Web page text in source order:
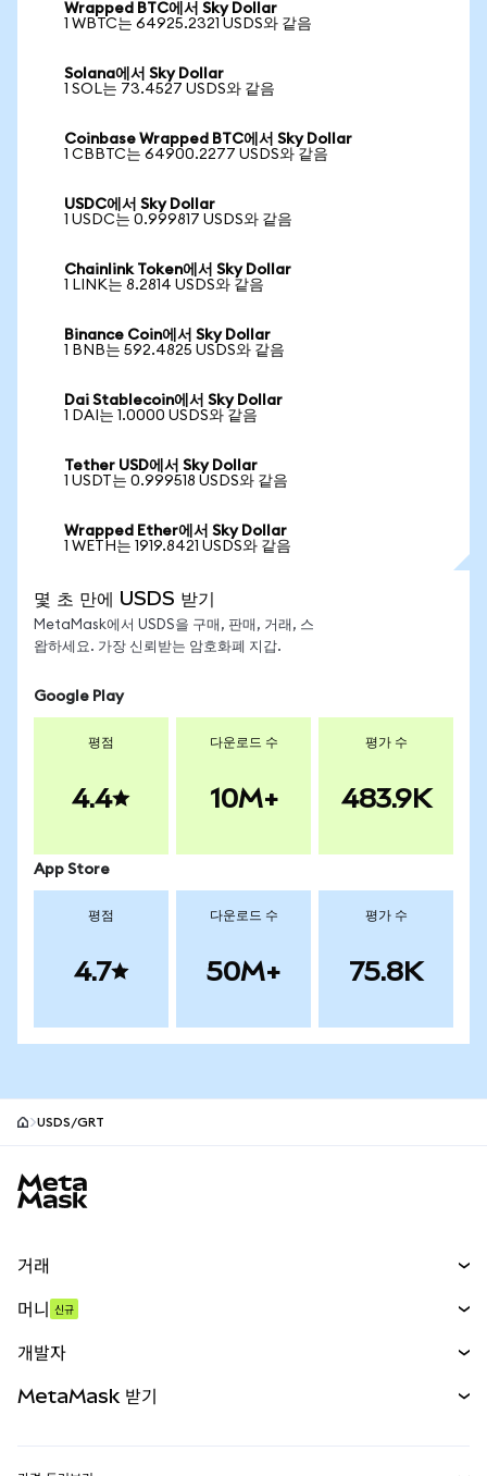
Wrapped BTC에서 Sky Dollar
1 WBTC는 64925.2321 USDS와 같음
Solana에서 Sky Dollar
1 SOL는 73.4527 USDS와 같음
Coinbase Wrapped BTC에서 Sky Dollar
1 CBBTC는 64900.2277 USDS와 같음
USDC에서 Sky Dollar
1 USDC는 0.999817 USDS와 같음
Chainlink Token에서 Sky Dollar
1 LINK는 8.2814 USDS와 같음
Binance Coin에서 Sky Dollar
1 BNB는 592.4825 USDS와 같음
Dai Stablecoin에서 Sky Dollar
1 DAI는 1.0000 USDS와 같음
Tether USD에서 Sky Dollar
1 USDT는 0.999518 USDS와 같음
Wrapped Ether에서 Sky Dollar
1 WETH는 1919.8421 USDS와 같음
몇 초 만에 USDS 받기
MetaMask에서 USDS을 구매, 판매, 거래, 스
왑하세요. 가장 신뢰받는 암호화폐 지갑.
Google Play
평점
4.4
다운로드 수
10M+
평가 수
483.9K
App Store
평점
4.7
다운로드 수
50M+
평가 수
75.8K
USDS/GRT
거래
무기한 선물
실물자산
머니 신규
개발자
MetaMask 받기